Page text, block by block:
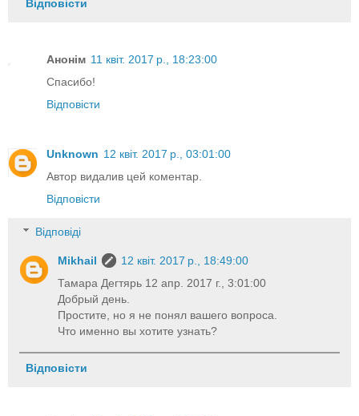
Відповісти
Анонім 11 квіт. 2017 р., 18:23:00
Спасибо!
Відповісти
Unknown 12 квіт. 2017 р., 03:01:00
Автор видалив цей коментар.
Відповісти
Відповіді
Mikhail
12 квіт. 2017 р., 18:49:00
Тамара Дегтярь 12 апр. 2017 г., 3:01:00
Добрый день.
Простите, но я не понял вашего вопроса.
Что именно вы хотите узнать?
Відповісти